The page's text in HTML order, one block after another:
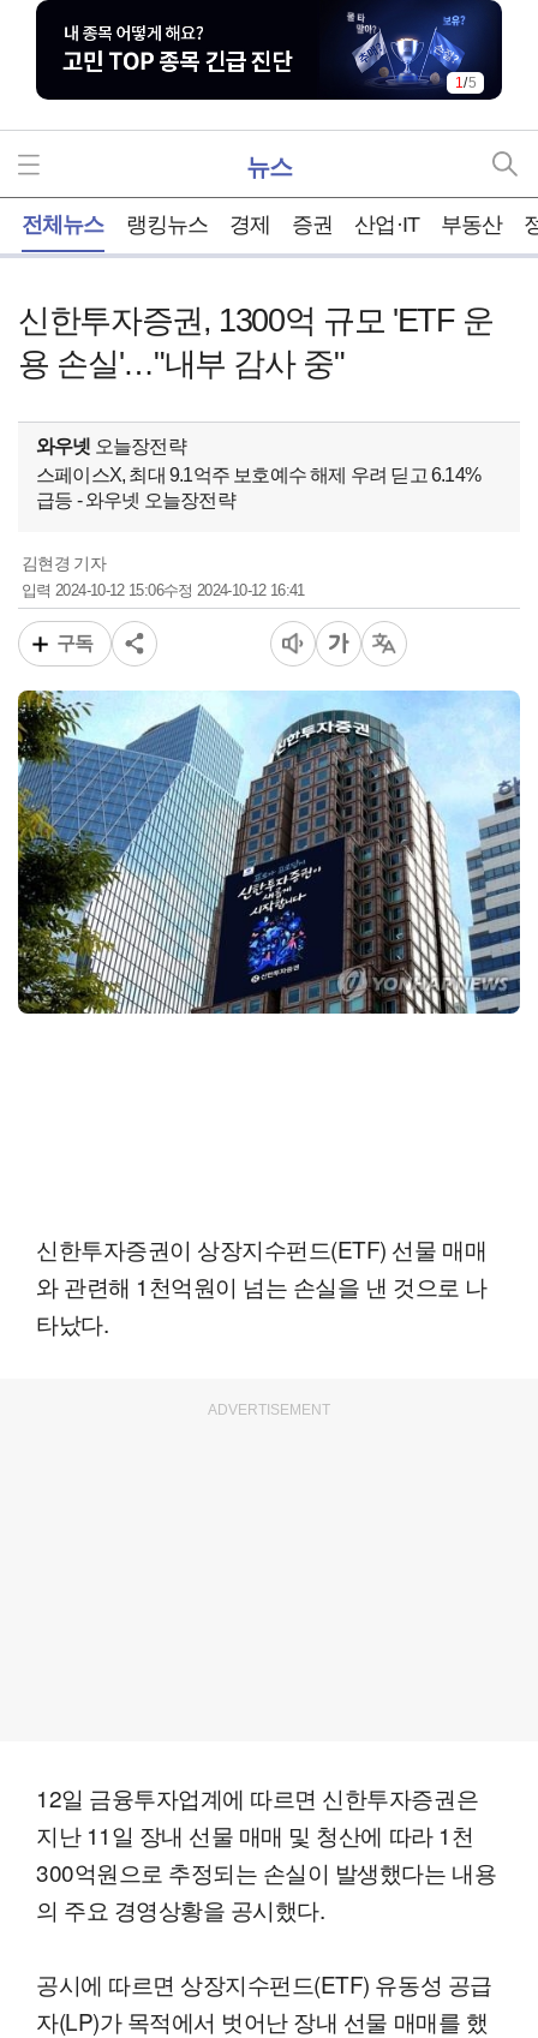
1/5
뉴스
전체뉴스 랭킹뉴스 경제 증권 산업·IT 부동산
신한투자증권, 1300억 규모 'ETF 운
용 손실'…"내부 감사 중"
와우넷 오늘장전략
스페이스X, 최대 9.1억주 보호예수 해제 우려 딛고 6.14%
급등 - 와우넷 오늘장전략
김현경 기자
입력2024-10-12 15:06수정 2024-10-12 16:41
구독
신한투자증권이 상장지수펀드(ETF) 선물 매매
와 관련해 1천억원이 넘는 손실을 낸 것으로 나
타났다.
ADVERTISEMENT
12일 금융투자업계에 따르면 신한투자증권은
지난 11일 장내 선물 매매 및 청산에 따라 1천
300억원으로 추정되는 손실이 발생했다는 내용
의 주요 경영상황을 공시했다.
공시에 따르면 상장지수펀드(ETF) 유동성 공급
자(LP)가 목적에서 벗어난 장내 선물 매매를 했